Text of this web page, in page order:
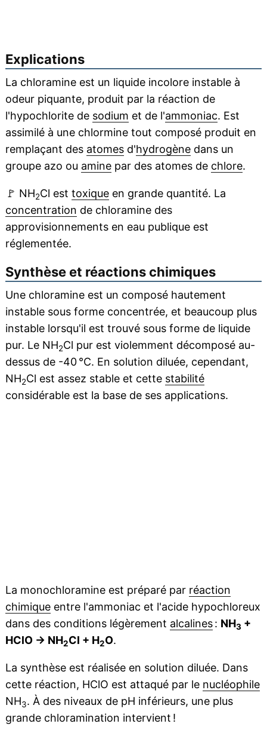
Explications
La chloramine est un liquide incolore instable à
odeur piquante, produit par la réaction de
l'hypochlorite de sodium et de l'ammoniac. Est
assimilé à une chlormine tout composé produit en
remplaçant des atomesd'hydrogènedans un
groupe azo ou aminepar des atomes de chlore.
🚩 NH2Cl est toxiqueen grande quantité. La
concentration de chloramine des
approvisionnements en eau publique est
réglementée.
Synthèse et réactions chimiques
Une chloramine est un composé hautement
instable sous forme concentrée, et beaucoup plus
instable lorsqu'il est trouvé sous forme de liquide
pur. Le NH2Cl pur est violemment décomposé au-
dessus de -40 °C. En solution diluée, cependant,
NH2Cl est assez stable et cette stabilité
considérable est la base de ses applications.
La monochloramine est préparé par réaction
chimiqueentre l'ammoniac et l'acide hypochloreux
dans des conditions légèrement alcalines: NH3 +
HClO → NH2Cl + H2O.
La synthèse est réalisée en solution diluée. Dans
cette réaction, HClO est attaqué par le nucléophile
NH3. À des niveaux de pH inférieurs, une plus
grande chloramination intervient !